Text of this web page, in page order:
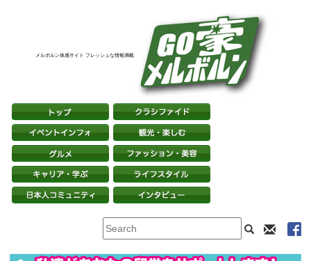
メルボルン体感サイト フレッシュな情報満載